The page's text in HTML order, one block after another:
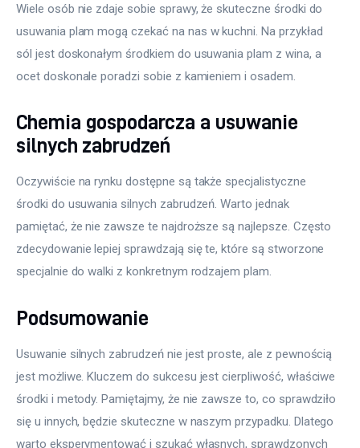
Wiele osób nie zdaje sobie sprawy, że skuteczne środki do
usuwania plam mogą czekać na nas w kuchni. Na przykład
sól jest doskonałym środkiem do usuwania plam z wina, a
ocet doskonale poradzi sobie z kamieniem i osadem.
Chemia gospodarcza a usuwanie
silnych zabrudzeń
Oczywiście na rynku dostępne są także specjalistyczne
środki do usuwania silnych zabrudzeń. Warto jednak
pamiętać, że nie zawsze te najdroższe są najlepsze. Często
zdecydowanie lepiej sprawdzają się te, które są stworzone
specjalnie do walki z konkretnym rodzajem plam.
Podsumowanie
Usuwanie silnych zabrudzeń nie jest proste, ale z pewnością
jest możliwe. Kluczem do sukcesu jest cierpliwość, właściwe
środki i metody. Pamiętajmy, że nie zawsze to, co sprawdziło
się u innych, będzie skuteczne w naszym przypadku. Dlatego
warto eksperymentować i szukać własnych, sprawdzonych